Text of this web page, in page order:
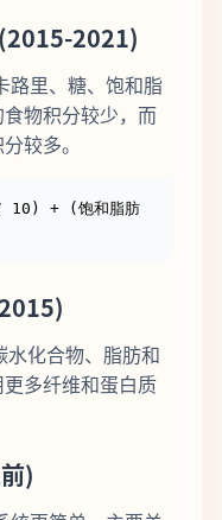
2021)
路里、糖、饱和脂
物积分较少，而
较多。
+ (饱和脂肪
化合物、脂肪和
多纤维和蛋白质
)